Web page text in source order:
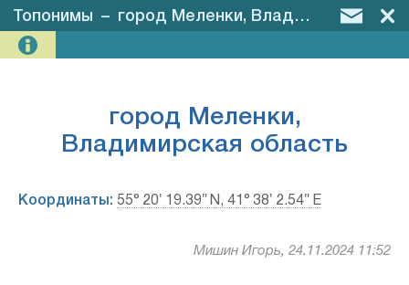
Топонимы – город Меленки, Владимирская область
город Меленки,
Владимирская область
Координаты: 55° 20′ 19.39″ N, 41° 38′ 2.54″ E
Мишин Игорь, 24.11.2024 11:52